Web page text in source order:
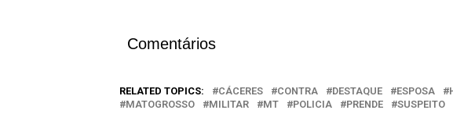
Comentários
RELATED TOPICS: CÁCERES CONTRA DESTAQUE ESPOSA
MATOGROSSO
MILITAR MT POLICIA PRENDE SUSPEITO